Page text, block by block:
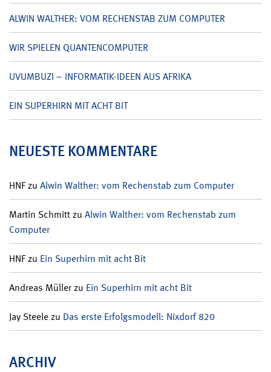
ALWIN WALTHER: VOM RECHENSTAB ZUM COMPUTER
WIR SPIELEN QUANTENCOMPUTER
UVUMBUZI – INFORMATIK-IDEEN AUS AFRIKA
EIN SUPERHIRN MIT ACHT BIT
NEUESTE KOMMENTARE
HNFzu Alwin Walther: vom Rechenstab zum Computer
Martin Schmittzu Alwin Walther: vom Rechenstab zum
Computer
HNFzu Ein Superhirn mit acht Bit
Andreas Müllerzu Ein Superhirn mit acht Bit
Jay Steelezu Das erste Erfolgsmodell: Nixdorf 820
ARCHIV